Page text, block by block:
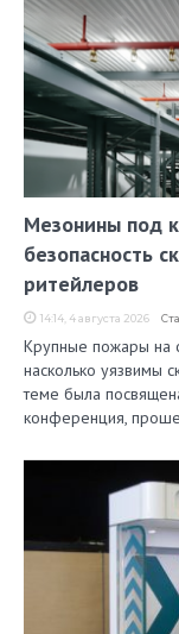
Мезонины под
безопасность
ритейлеров
14:14, 4 августа 2026
Крупные пожары на
насколько уязвимы
теме была
конференция,